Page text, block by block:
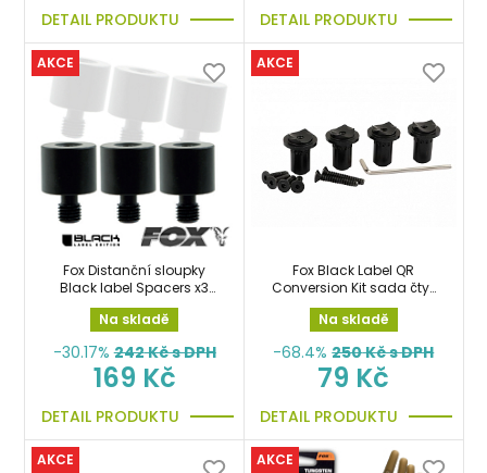
DETAIL PRODUKTU DETAIL PRODUKTU
AKCE
Fox Distanční sloupky
Black label Spacers x3
pod hlásiče
Na skladě
-30.17% 242Kč s DPH
169 Kč
DETAIL PRODUKTU
AKCE
Fox Black Label QR
Conversion Kit sada čtyř
oboustraných šroubů
Na skladě
-68.4% 250Kč s DPH
79 Kč
DETAIL PRODUKTU
AKCE AKCE